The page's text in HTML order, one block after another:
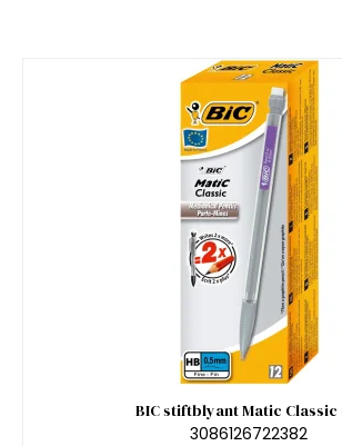
BIC stiftblyant Matic Classic
3086126722382